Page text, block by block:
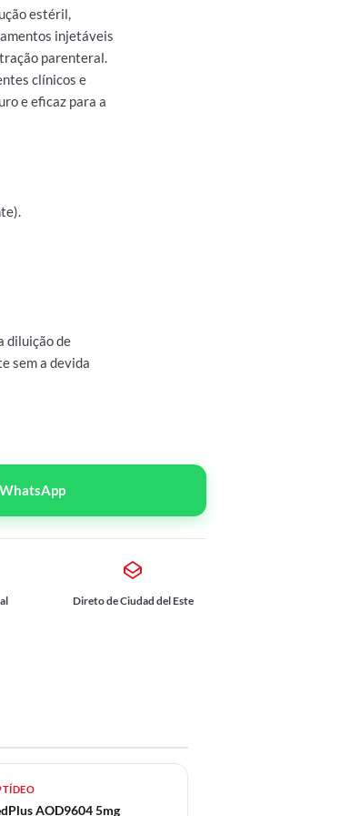
estéril,
injetáveis
parenteral.
clínicos e
e eficaz para a
diluição de
sem a devida
Direto de Ciudad del Este
AOD9604 5mg